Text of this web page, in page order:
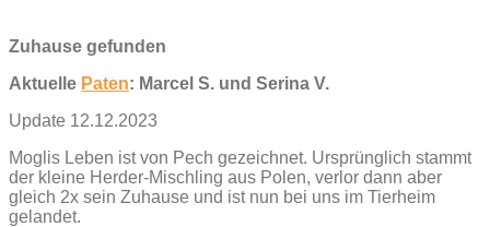
Zuhause gefunden
Aktuelle Paten: Marcel S. und Serina V.
Update 12.12.2023
Moglis Leben ist von Pech gezeichnet. Ursprünglich stammt
der kleine Herder-Mischling aus Polen, verlor dann aber
gleich 2x sein Zuhause und ist nun bei uns im Tierheim
gelandet.